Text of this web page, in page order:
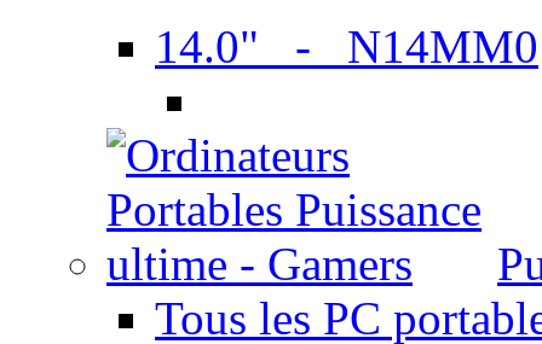
14.0" - N14MM0
Tous les PC